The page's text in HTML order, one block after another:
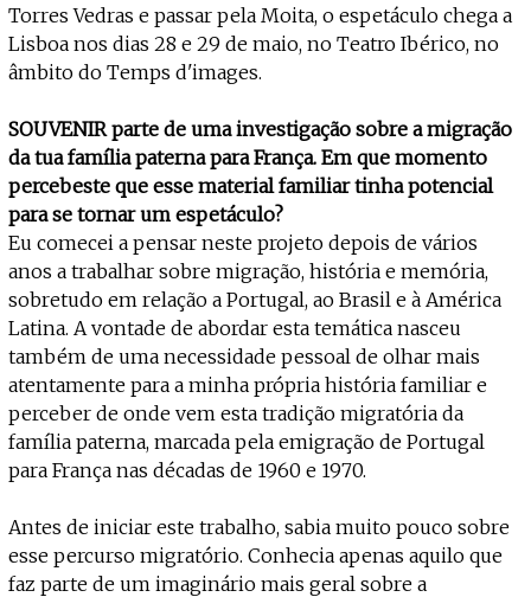
Torres Vedras e passar pela Moita, o espetáculo chega a
Lisboa nos dias 28 e 29 de maio, no Teatro Ibérico, no
âmbito do Temps d'images.
SOUVENIR parte de uma investigação sobre a migração
da tua família paterna para França. Em que momento
percebeste que esse material familiar tinha potencial
para se tornar um espetáculo?
Eu comecei a pensar neste projeto depois de vários
anos a trabalhar sobre migração, história e memória,
sobretudo em relação a Portugal, ao Brasil e à América
Latina. A vontade de abordar esta temática nasceu
também de uma necessidade pessoal de olhar mais
atentamente para a minha própria história familiar e
perceber de onde vem esta tradição migratória da
família paterna, marcada pela emigração de Portugal
para França nas décadas de 1960 e 1970.
Antes de iniciar este trabalho, sabia muito pouco sobre
esse percurso migratório. Conhecia apenas aquilo que
faz parte de um imaginário mais geral sobre a